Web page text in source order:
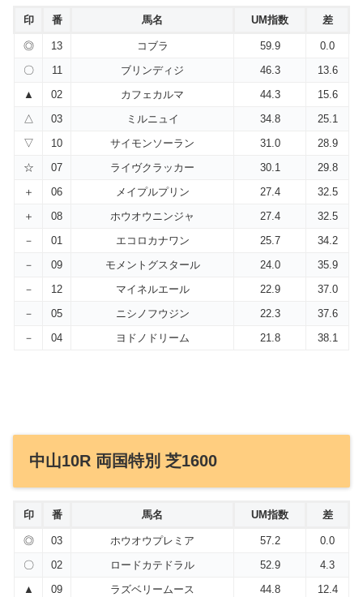
印 番 馬名 UM指数 差
◎ 13 コブラ 59.9
0.0
〇
11 ブリンディジ 46.3
13.6
▲
02 カフェカルマ 44.3
15.6
△
03 ミルニュイ 34.8
25.1
▽
10 サイモンソーラン 31.0
28.9
☆
07 ライヴクラッカー 30.1
29.8
＋
06 メイプルプリン 27.4
32.5
＋
08 ホウオウニンジャ 27.4
32.5
－
01 エコロカナワン 25.7
34.2
－
09 モメントグスタール 24.0
35.9
－
12 マイネルエール 22.9
37.0
－
05 ニシノフウジン 22.3
37.6
－
04 ヨドノドリーム 21.8 38.1
中山10R 両国特別 芝1600
印 番 馬名 UM指数 差
◎ 03 ホウオウプレミア 57.2
0.0
〇
02 ロードカテドラル 52.9
4.3
▲
09 ラズベリームース 44.8
12.4